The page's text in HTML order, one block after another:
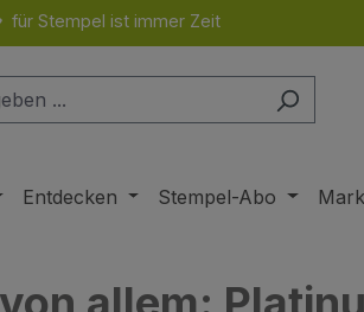
für Stempel ist immer Zeit
Entdecken Stempel-Abo